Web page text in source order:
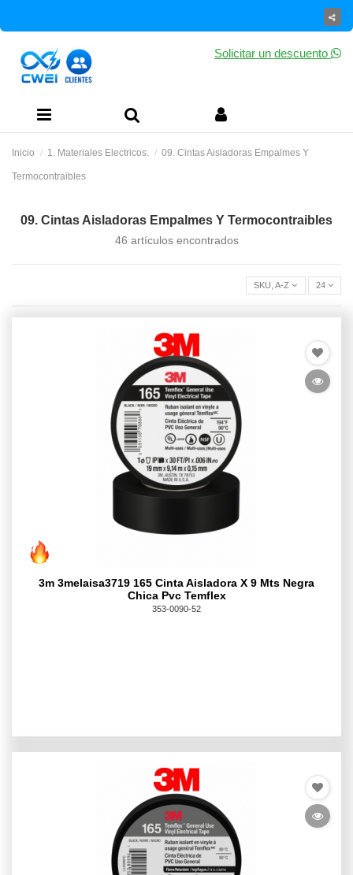
Solicitar un descuento
Inicio 1. Materiales Electricos. 09. Cintas Aisladoras Empalmes Y
Termocontraibles
09. Cintas Aisladoras Empalmes Y Termocontraibles
46 artículos encontrados
SKU, A-Z
3m 3melaisa3719 165 Cinta Aisladora X 9 Mts Negra
Chica Pvc Temflex
353-0090-52